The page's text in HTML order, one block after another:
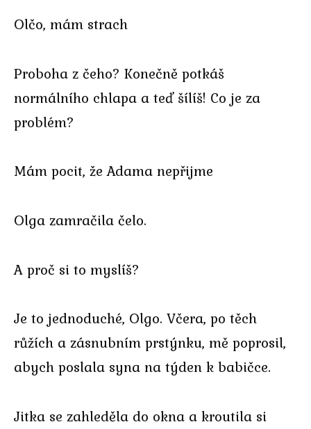
Olčo, mám strach
Proboha z čeho? Konečně potkáš
normálního chlapa a teď šílíš! Co je za
problém?
Mám pocit, že Adama nepřijme
Olga zamračila čelo.
A proč si to myslíš?
Je to jednoduché, Olgo. Včera, po těch
růžích a zásnubním prstýnku, mě poprosil,
abych poslala syna na týden k babičce.
Jitka se zahleděla do okna a kroutila si